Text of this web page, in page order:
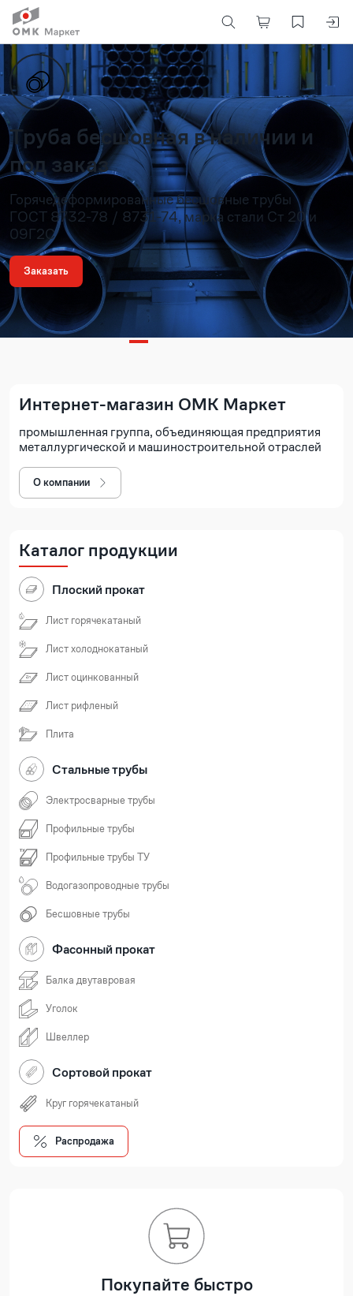
Труба бесшовная в наличии и
под заказ
Горячедеформированные бесшовные трубы
ГОСТ 8732-78 / 8731-74, марка стали Ст 20 и
09Г2С
Заказать
Интернет-магазин ОМК Маркет
промышленная группа, объединяющая предприятия
металлургической и машиностроительной отраслей
О компании
Каталог продукции
Плоский прокат
Лист горячекатаный
Лист холоднокатаный
Лист оцинкованный
Лист рифленый
Плита
Стальные трубы
Электросварные трубы
Профильные трубы
Профильные трубы ТУ
Водогазопроводные трубы
Бесшовные трубы
Фасонный прокат
Балка двутавровая
Уголок
Швеллер
Сортовой прокат
Круг горячекатаный
Распродажа
Покупайте быстро